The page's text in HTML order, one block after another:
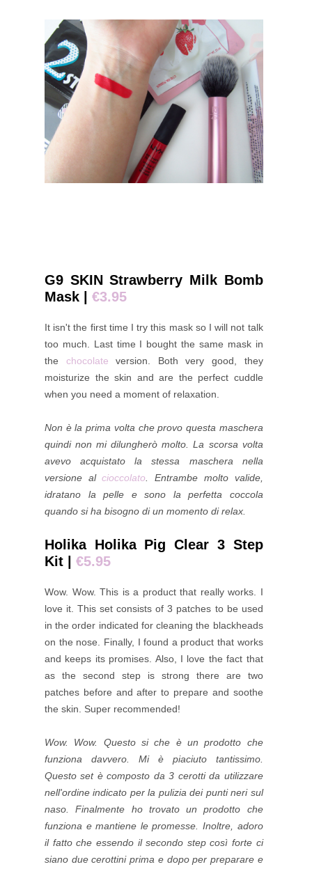
G9 SKIN Strawberry Milk Bomb
Mask | €3.95
It isn't the first time I try this mask so I will not talk
too much. Last time I bought the same mask in
the chocolate version. Both very good, they
moisturize the skin and are the perfect cuddle
when you need a moment of relaxation.
Non è la prima volta che provo questa maschera
quindi non mi dilungherò molto. La scorsa volta
avevo acquistato la stessa maschera nella
versione alcioccolato . Entrambe molto valide,
idratano la pelle e sono la perfetta coccola
quando si ha bisogno di un momento di relax.
Holika Holika Pig Clear 3 Step
Kit | €5.95
Wow. Wow. This is a product that really works. I
love it. This set consists of 3 patches to be used
in the order indicated for cleaning the blackheads
on the nose. Finally, I found a product that works
and keeps its promises. Also, I love the fact that
as the second step is strong there are two
patches before and after to prepare and soothe
the skin. Super recommended!
Wow. Wow. Questo si che è un prodotto che
funziona davvero. Mi è piaciuto tantissimo.
Questo set è composto da 3 cerotti da utilizzare
nell'ordine indicato per la pulizia dei punti neri sul
naso. Finalmente ho trovato un prodotto che
funziona e mantiene le promesse. Inoltre, adoro
il fatto che essendo il secondo step così forte ci
siano due cerottini prima e dopo per preparare e